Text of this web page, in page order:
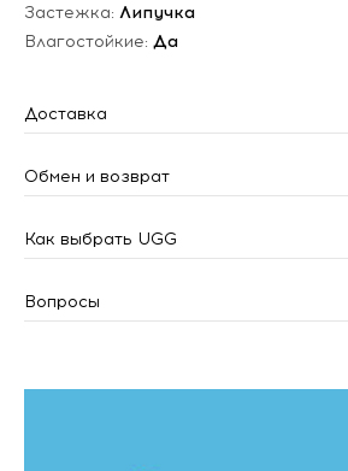
Застежка: Липучка
Влагостойкие: Да
Доставка
Обмен и возврат
Как выбрать UGG
Вопросы